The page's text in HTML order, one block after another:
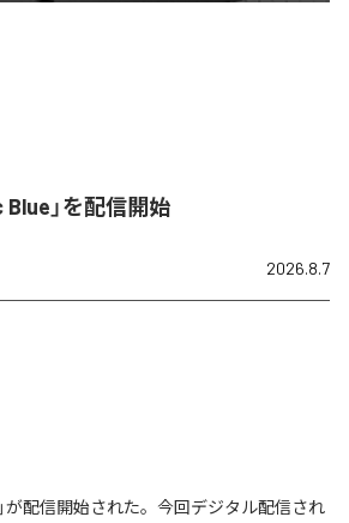
」を配信開始
2026.8.7
が配信開始された。今回デジタル配信され